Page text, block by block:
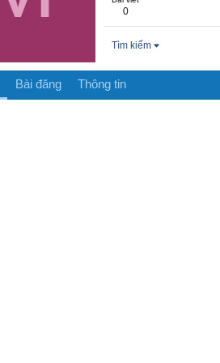
0
Tìm kiếm
Bài đăng Thông tin